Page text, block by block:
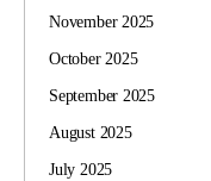
November 2025
October 2025
September 2025
August 2025
July 2025